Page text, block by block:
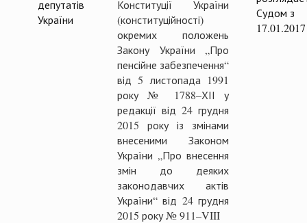
Судом з
17.01.2017
депутатів
України
Конституції України
(конституційності)
окремих положень
Закону України „Про
пенсійне забезпечення“
від 5 листопада 1991
року № 1788–ХІІ у
редакції від 24 грудня
2015 року із змінами
внесеними Законом
України „Про внесення
змін до деяких
законодавчих актів
України“ від 24 грудня
2015 року № 911–VIII